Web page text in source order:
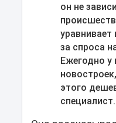
он не
уравнивает
за спроса
Ежегодно у
этого
специалист.